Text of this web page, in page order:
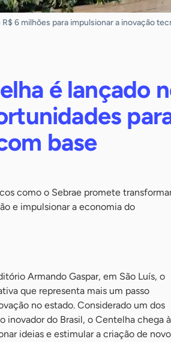
6 milhões para impulsionar a inovação
é lançado
base
como o Sebrae promete
e impulsionar a economia do
Armando Gaspar, em São Luís, o
que representa mais um passo
no estado. Considerado um dos
do Brasil, o Centelha chega
ideias e estimular a criação de